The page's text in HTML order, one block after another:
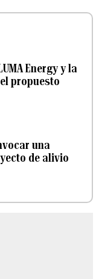
Energy y la
propuesto
una
de alivio